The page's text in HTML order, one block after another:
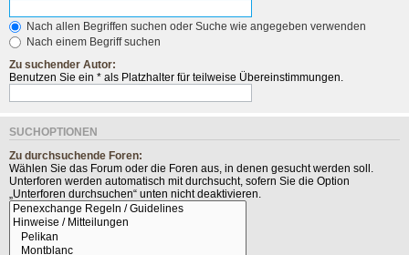
Nach allen Begriffen suchen oder Suche wie angegeben verwenden
Nach einem Begriff suchen
Zu suchender Autor:
Benutzen Sie ein * als Platzhalter für teilweise Übereinstimmungen.
SUCHOPTIONEN
Zu durchsuchende Foren:
Wählen Sie das Forum oder die Foren aus, in denen gesucht werden soll.
Unterforen werden automatisch mit durchsucht, sofern Sie die Option
„Unterforen durchsuchen“ unten nicht deaktivieren.